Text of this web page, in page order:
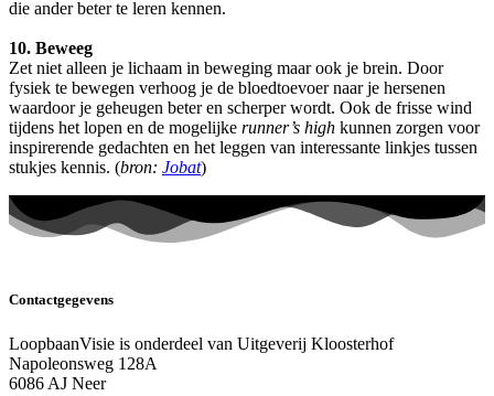
die ander beter te leren kennen.
10. Beweeg
Zet niet alleen je lichaam in beweging maar ook je brein. Door
fysiek te bewegen verhoog je de bloedtoevoer naar je hersenen
waardoor je geheugen beter en scherper wordt. Ook de frisse wind
tijdens het lopen en de mogelijke runner’s high kunnen zorgen voor
inspirerende gedachten en het leggen van interessante linkjes tussen
stukjes kennis. (bron: Jobat)
Contactgegevens
LoopbaanVisie is onderdeel van Uitgeverij Kloosterhof
Napoleonsweg 128A
6086 AJ Neer